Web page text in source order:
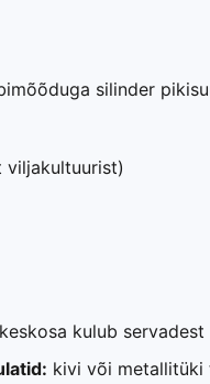
silinder
viljakultuurist)
keskosa kulub servadest
kivi või metallitüki